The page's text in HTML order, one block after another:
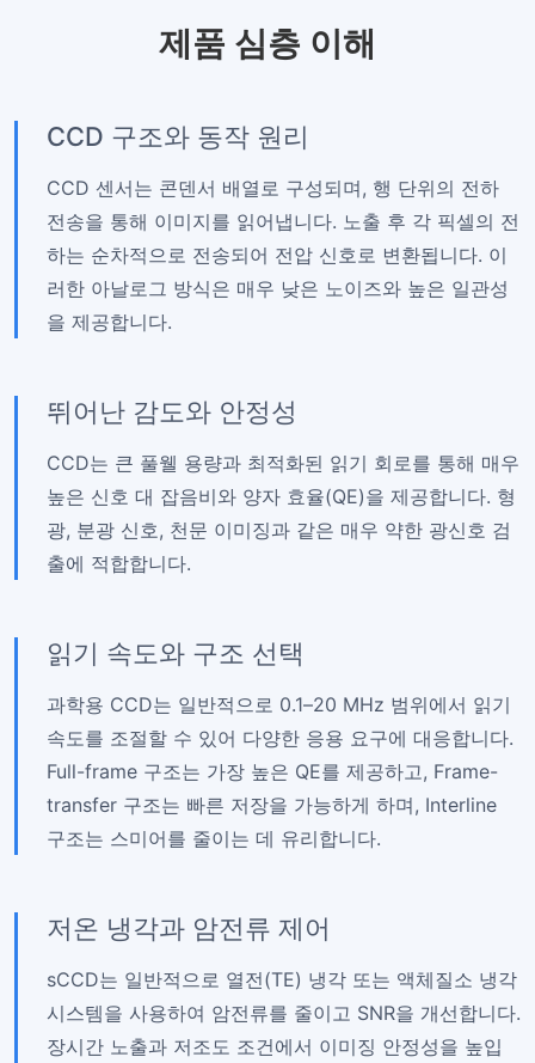
제품 심층 이해
CCD 구조와 동작 원리
CCD 센서는 콘덴서 배열로 구성되며, 행 단위의 전하
전송을 통해 이미지를 읽어냅니다. 노출 후 각 픽셀의 전
하는 순차적으로 전송되어 전압 신호로 변환됩니다. 이
러한 아날로그 방식은 매우 낮은 노이즈와 높은 일관성
을 제공합니다.
뛰어난 감도와 안정성
CCD는 큰 풀웰 용량과 최적화된 읽기 회로를 통해 매우
높은 신호 대 잡음비와 양자 효율(QE)을 제공합니다. 형
광, 분광 신호, 천문 이미징과 같은 매우 약한 광신호 검
출에 적합합니다.
읽기 속도와 구조 선택
과학용 CCD는 일반적으로 0.1–20 MHz 범위에서 읽기
속도를 조절할 수 있어 다양한 응용 요구에 대응합니다.
Full-frame 구조는 가장 높은 QE를 제공하고, Frame-
transfer 구조는 빠른 저장을 가능하게 하며, Interline
구조는 스미어를 줄이는 데 유리합니다.
저온 냉각과 암전류 제어
sCCD는 일반적으로 열전(TE) 냉각 또는 액체질소 냉각
시스템을 사용하여 암전류를 줄이고 SNR을 개선합니다.
장시간 노출과 저조도 조건에서 이미징 안정성을 높입